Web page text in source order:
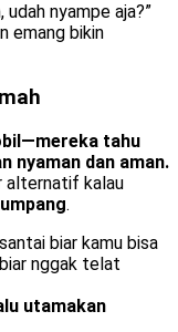
udah nyampe aja?”
emang bikin
tahu
nyaman dan aman.
alternatif kalau
.
biar kamu bisa
nggak telat
utamakan